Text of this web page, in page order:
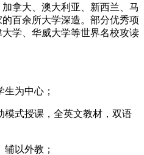
拿大、澳大利亚、新西兰、马
百余所大学深造。部分优秀项
学、华威大学等世界名校攻读
为中心；
式授课，全英文教材，双语
以外教；